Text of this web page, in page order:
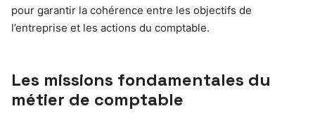
pour garantir la cohérence entre les objectifs de
l’entreprise et les actions du comptable.
Les missions fondamentales du
métier de comptable